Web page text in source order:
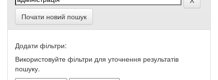
Почати новий пошук
Додати фільтри:
Використовуйте фільтри для уточнення результатів
пошуку.